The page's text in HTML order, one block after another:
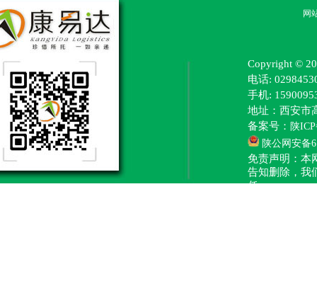
网
Copyright ©
电话:
手机:
地址：西安市
备案号： 陕
陕公网安备
免责声明：本
告知删除，我
任。